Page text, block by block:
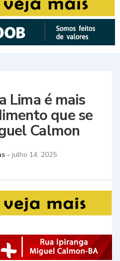
Lima é mais
que se
Calmon
- julho 14, 2025